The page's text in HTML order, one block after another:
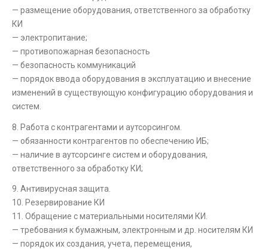
— размещение оборудования, ответственного за обработку
КИ
— электропитание;
— противопожарная безопасность
— безопасность коммуникаций
— порядок ввода оборудования в эксплуатацию и внесение
изменений в существующую конфигурацию оборудования и
систем.
8. Работа с контрагентами и аутсорсингом.
— обязанности контрагентов по обеспечению ИБ;
— наличие в аутсорсинге систем и оборудования,
ответственного за обработку КИ;
9. Антивирусная защита.
10. Резервирование КИ
11. Обращение с материальными носителями КИ.
— требования к бумажным, электронным и др. носителям КИ
— порядок их создания, учета, перемещения,